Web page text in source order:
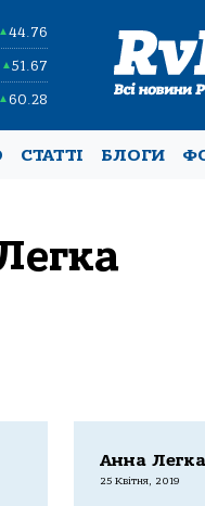
▲44.76
▲51.67
▲60.28
СТАТТІ БЛОГИ
Анна Легка
25 Квітня, 2019